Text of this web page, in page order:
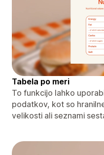
Tabela po meri
To funkcijo lahko
podatkov, kot so
velikosti ali seznami